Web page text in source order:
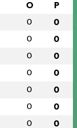
O P
0 0
0 0
0 0
0 0
0 0
0 0
0 0